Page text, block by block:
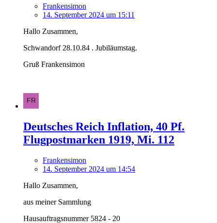
Frankensimon
14. September 2024 um 15:11
Hallo Zusammen,
Schwandorf 28.10.84 . Jubiläumstag.
Gruß Frankensimon
Deutsches Reich Inflation, 40 Pf.
Flugpostmarken 1919, Mi. 112
Frankensimon
14. September 2024 um 14:54
Hallo Zusammen,
aus meiner Sammlung
Hausauftragsnummer 5824 - 20